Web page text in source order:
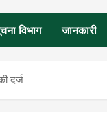
विभाग जानकारी
दर्ज